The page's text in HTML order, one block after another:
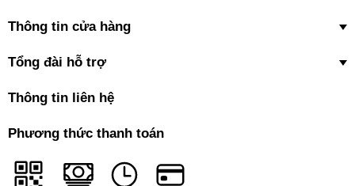
Thông tin cửa hàng
Tổng đài hỗ trợ
Thông tin liên hệ
Phương thức thanh toán